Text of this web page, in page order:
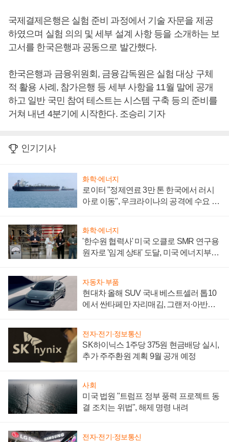
국제결제은행은 실험 준비 과정에서 기술 자문을 제공
하였으며 실험 의의 및 세부 설계 사항 등을 소개하는 보
고서를 한국은행과 공동으로 발간했다.
한국은행과 금융위원회, 금융감독원은 실험 대상 구체
적 활용 사례, 참가은행 등 세부 사항을 11월 말에 공개
하고 일반 국민 참여 테스트는 시스템 구축 등의 준비를
거쳐 내년 4분기에 시작한다. 조승리 기자
인기기사
화학·에너지
로이터 "정제연료 3만 톤 한국에서 러시
아로 이동", 우크라이나의 공격에 수요 늘
화학·에너지
'한수원 협력사' 미국 오클로 SMR 연구용
원자로 '임계 상태' 도달, 미국 에너지부
자동차·부품
현대차 올해 SUV 국내 베스트셀러 톱10
에서 싼타페만 자리매김, 그랜저·아반떼
전자·전기·정보통신
SK하이닉스 1주당 375원 현금배당 실시,
추가 주주환원 계획 9월 공개 예정
사회
미국 법원 "트럼프 정부 풍력 프로젝트 동
결 조치는 위법", 해제 명령 내려
전자·전기·정보통신